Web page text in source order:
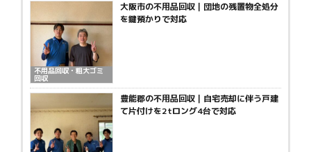
不用品回収・粗大ゴミ
回収
大阪市の不用品回収｜団地の残置物全処分
を鍵預かりで対応
豊能郡の不用品回収｜自宅売却に伴う戸建
て片付けを2tロング4台で対応